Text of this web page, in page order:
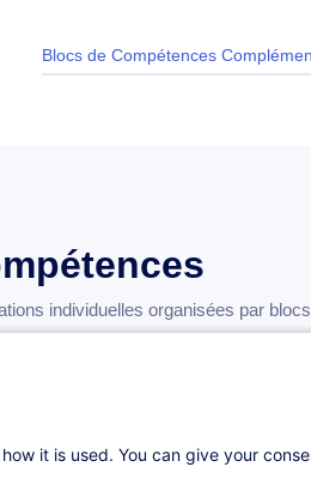
Blocs de Compétences
individuelles organisées par
it is used. You can give your